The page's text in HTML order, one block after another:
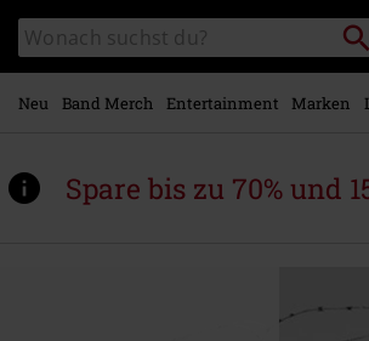
Hauptinhalt
springen
Katalog
durchsuchen
Neu Band Merch Entertainment Marken
Spare bis zu 70% und